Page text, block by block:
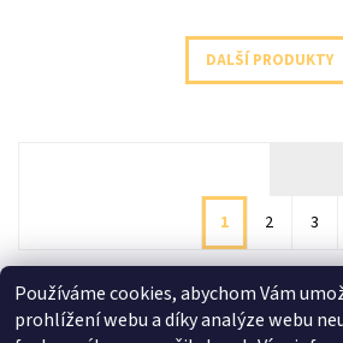
DALŠÍ PRODUKTY
1 2 3
Používáme cookies, abychom Vám
prohlížení webu a díky analýze webu